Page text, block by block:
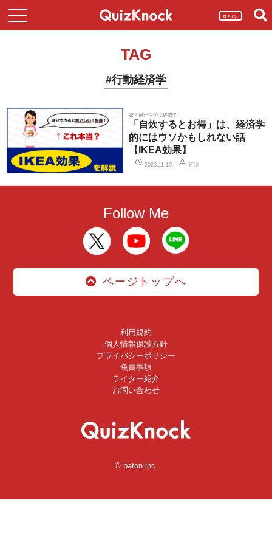
ログイン
TAG
#行動経済学
家具屋から学ぶ経済学
「自炊するとお得」は、経済学
的にはウソかもしれない話
【IKEA効果】
2023.11.10 直路
Follow Me
ページトップへ
利用規約
個人情報保護方針
プライバシーポリシー
免責事項
ライター紹介
お問い合わせ
© baton inc.